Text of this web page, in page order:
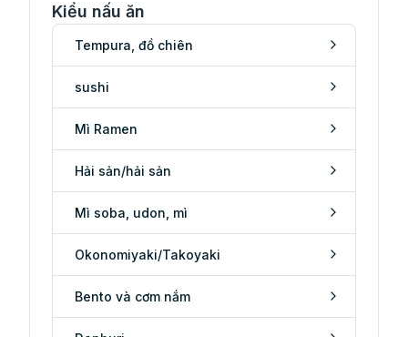
Kiểu nấu ăn
Tempura, đồ chiên
sushi
Mì Ramen
Hải sản/hải sản
Mì soba, udon, mì
Okonomiyaki/Takoyaki
Bento và cơm nắm